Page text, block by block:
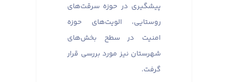
پیشگیری در حوزه سرقت‌های
روستایی، الویت‌های حوزه
امنیت در سطح بخش‌های
شهرستان نیز مورد بررسی قرار
گرفت.